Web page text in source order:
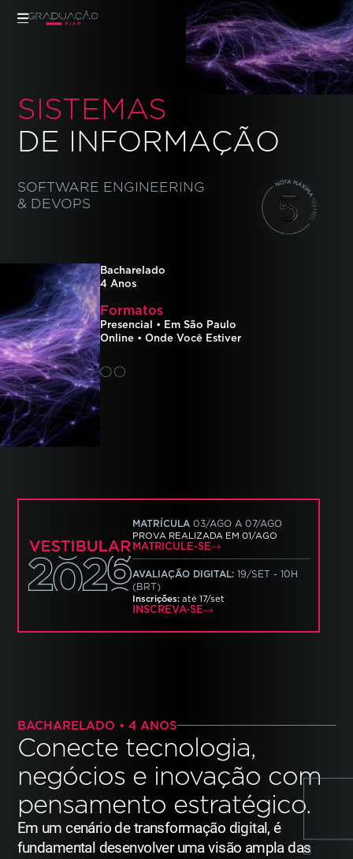
04JORNADA 360°
05TURMAS
VER MAIS CURSOS
SISTEMAS
DE INFORMAÇÃO
SOFTWARE ENGINEERING
& DEVOPS
Bacharelado
4Anos
Formatos
Presencial • Em São Paulo
Online• Onde Você Estiver
MATRÍCULA 03/AGOA 07/AGO
PROVA REALIZADA EM 01/AGO
MATRICULE-SE
AVALIAÇÃO DIGITAL: 19/SET - 10 H
(BRT)
Inscrições:até 17/set
INSCREVA-SE
BACHARELADO • 4 ANOS
Conecte tecnologia,
negócios e inovação com
pensamento estratégico.
Em um cenário de transformação digital, é
fundamental desenvolver uma visão ampla das